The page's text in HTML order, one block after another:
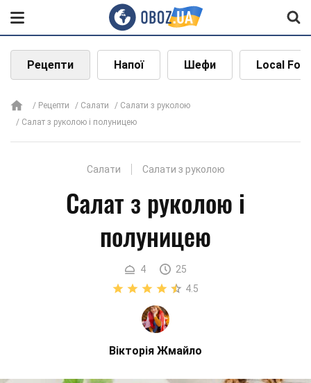
Рецепти Напої Шефи Local
Рецепти Салати
Салати з руколою
Салат з руколою і полуницею
Салати Салати з руколою
Салат з руколою і
полуницею
4
25
4.5
Вікторія Жмайло